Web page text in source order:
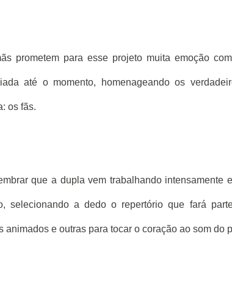
prometem para esse projeto muita emoção
até o momento, homenageando os
os fãs.
que a dupla vem trabalhando intensamente
selecionando a dedo o repertório que fará
animados e outras para tocar o coração ao som do